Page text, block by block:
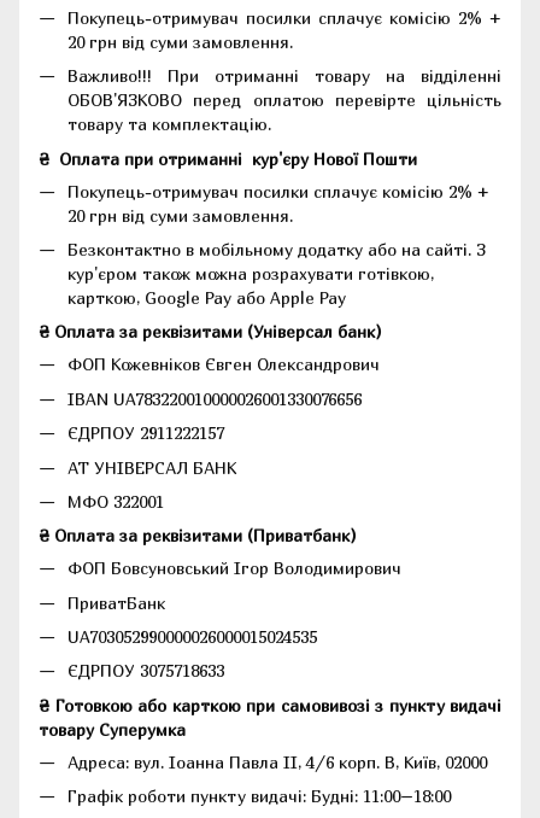
Покупець-отримувач посилки сплачує комісію 2% +
20 грн від суми замовлення.
Важливо!!! При отриманні товару на відділенні
ОБОВ'ЯЗКОВО перед оплатою перевірте цільність
товару та комплектацію.
₴ Оплата при отриманні кур'єру Нової Пошти
Покупець-отримувач посилки сплачує комісію 2% +
20 грн від суми замовлення.
Безконтактно в мобільному додатку або на сайті. З
кур'єром також можна розрахувати готівкою,
карткою, Google Pay або Apple Pay
₴ Оплата за реквізитами (Універсал банк)
ФОП Кожевніков Євген Олександрович
IBAN UA783220010000026001330076656
ЄДРПОУ 2911222157
АТ УНІВЕРСАЛ БАНК
МФО 322001
₴ Оплата за реквізитами (Приватбанк)
ФОП Бовсуновський Ігор Володимирович
ПриватБанк
UA703052990000026000015024535
ЄДРПОУ 3075718633
₴ Готовкою або карткою при самовивозі з пункту видачі
товару Суперумка
Адреса: вул. Іоанна Павла II, 4/6 корп. В, Київ, 02000
Графік роботи пункту видачі: Будні: 11:00–18:00